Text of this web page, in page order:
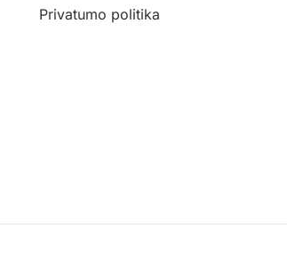
Privatumo politika